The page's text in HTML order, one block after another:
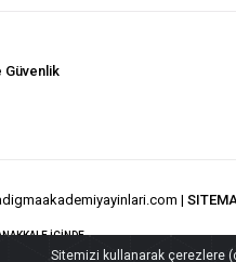
Güvenlik
|
İÇİNDE
Sitemizi kullanarak çerezlere